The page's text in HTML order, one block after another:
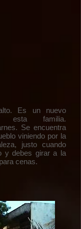
Es un nuevo
esta familia.
Se encuentra
viniendo por la
justo cuando
y debes girar a la
cenas.